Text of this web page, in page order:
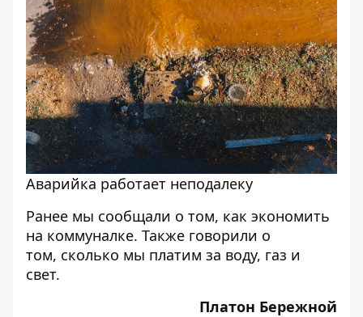
Аварийка работает неподалеку
Ранее мы сообщали о том, как экономить
на коммуналке. Также говорили о
том, сколько мы платим за воду, газ и
свет.
Платон Бережной